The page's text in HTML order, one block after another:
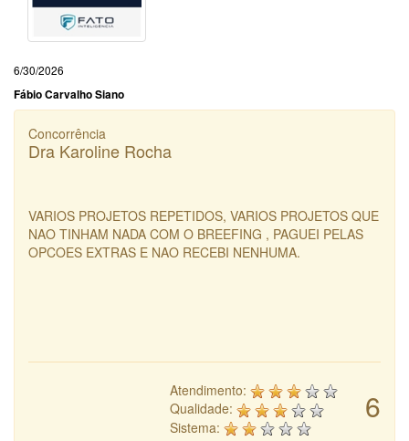
6/30/2026
Fábio Carvalho Siano
Concorrência
Dra Karoline Rocha
VARIOS PROJETOS REPETIDOS, VARIOS PROJETOS QUE
NAO TINHAM NADA COM O BREEFING , PAGUEI PELAS
OPCOES EXTRAS E NAO RECEBI NENHUMA.
6
Atendimento:
Qualidade:
Sistema: